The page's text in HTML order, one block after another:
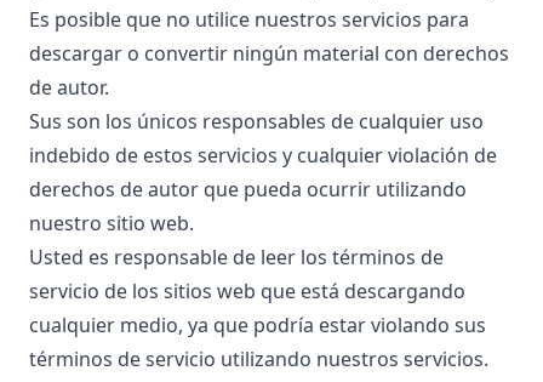
Es posible que no utilice nuestros servicios para
descargar o convertir ningún material con derechos
de autor.
Sus son los únicos responsables de cualquier uso
indebido de estos servicios y cualquier violación de
derechos de autor que pueda ocurrir utilizando
nuestro sitio web.
Usted es responsable de leer los términos de
servicio de los sitios web que está descargando
cualquier medio, ya que podría estar violando sus
términos de servicio utilizando nuestros servicios.